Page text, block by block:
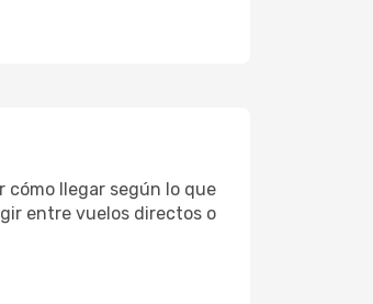
cómo llegar según lo que
entre vuelos directos o